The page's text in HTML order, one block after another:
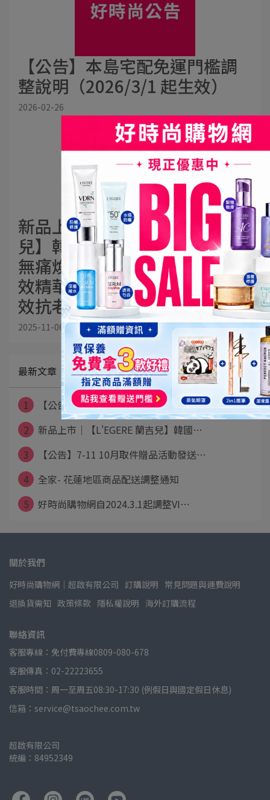
【公告】本島宅配免運門檻調
整說明（2026/3/1 起生效）
2026-02-26
新品上市│【L'EGERE 蘭吉
兒】韓國最新科研抗老黑科技
無痛煥膚秘技 蘭吉兒「AC肽三
效精華」一瓶搞定早C晚A，三
效抗老不用等
2025-11-06
最新文章
1
【公告】本島宅配免運門檻調整說明（202⋯
2
新品上市│【L'EGERE 蘭吉兒】韓國⋯
3
【公告】7-11 10月取件贈品活動發送⋯
4
全家- 花蓮地區商品配送調整通知
5
好時尚購物網自2024.3.1起調整VI⋯
關於我們
好時尚購物網│超啟有限公司 訂購說明 常見問題與運費說明
退換貨需知 政策條款 隱私權說明 海外訂購流程
聯絡資訊
客服專線：免付費專線0809-080-678
客服傳真：02-22223655
客服時間：周一至周五08:30-17:30 (例假日與國定假日休息)
信箱：service@tsaochee.com.tw
超啟有限公司
統編：84952349